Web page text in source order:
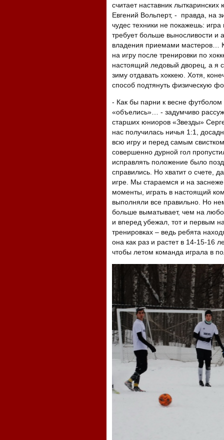
считает наставник лыткаринских
Евгений Вольперт, - правда, на
чудес техники не покажешь: игра
требует больше выносливости и
владения приемами мастеров…
на игру после тренировки по
настоящий ледовый дворец, а я
зиму отдавать хоккею. Хотя,
способ подтянуть физическую
- Как бы парни к весне футболом
«объелись»… - задумчиво
старших юниоров «Звезды»
нас получилась ничья 1:1,
всю игру и перед самым
совершенно дурной гол
исправлять положение было
справились. Но хватит о счете,
игре. Мы стараемся и на
моменты, играть в настоящий
выполняли все правильно. Но
больше выматывает, чем на
и вперед убежал, тот и первым
тренировках – ведь ребята
она как раз и растет в 14-15-16
чтобы летом команда играла в